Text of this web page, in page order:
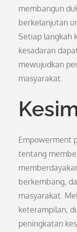
membangun
berkelanjutan
Setiap langkah
kesadaran
mewujudkan
masyarakat.
Empowerment
tentang
berkembang,
masyarakat.
keterampilan,
peningkatan